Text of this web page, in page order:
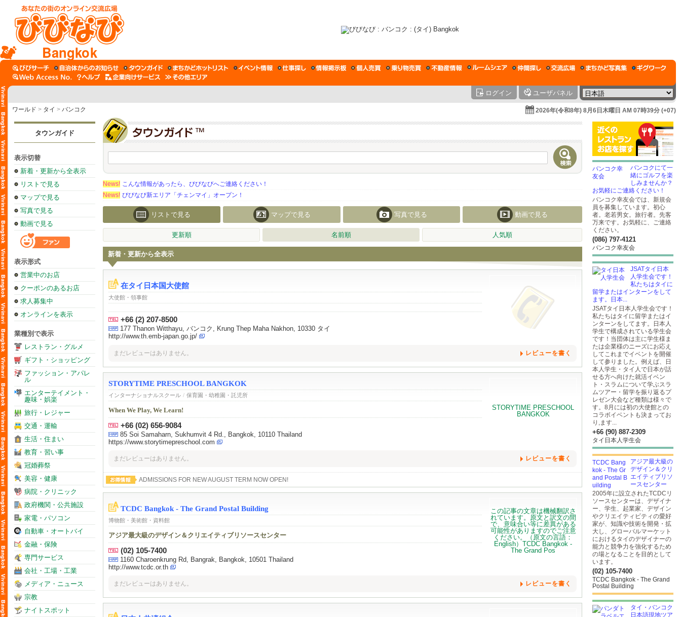
Bangkok
ログイン ユーザパネル
ワールド > タイ > バンコク 2026年(令和8年) 8月6日木曜日 AM 07時39分 (+07)
タウンガイド
表示切替
新着・更新から全表示
リストで見る
マップで見る
写真で見る
動画で見る
表示形式
営業中のお店
クーポンのあるお店
求人募集中
オンラインを表示
業種別で表示
レストラン・グルメ
ギフト・ショッピング
ファッション・アパレ
ル
エンターテイメント・
趣味・娯楽
旅行・レジャー
交通・運輸
生活・住まい
教育・習い事
冠婚葬祭
美容・健康
病院・クリニック
政府機関・公共施設
家電・パソコン
自動車・オートバイ
金融・保険
専門サービス
会社・工場・工業
メディア・ニュース
宗教
ナイトスポット
News! こんな情報があったら、びびなびへご連絡ください！
News! びびなび新エリア「チェンマイ」オープン！
リストで見る マップで見る 写真で見る 動画で見る
更新順 名前順 人気順
新着・更新から全表示
在タイ日本国大使館
大使館・領事館
+66 (2) 207-8500
177 Thanon Witthayu, バンコク, Krung Thep Maha Nakhon, 10330 タイ
http://www.th.emb-japan.go.jp/
まだレビューはありません。 レビューを書く
STORYTIME PRESCHOOL BANGKOK
インターナショナルスクール / 保育園・幼稚園・託児所
When We Play, We Learn!
+66 (02) 656-9084
85 Soi Samaharn, Sukhumvit 4 Rd., Bangkok, 10110 Thailand
https://www.storytimepreschool.com
まだレビューはありません。 レビューを書く
ADMISSIONS FOR NEW AUGUST TERM NOW OPEN!
TCDC Bangkok - The Grand Postal Building
博物館・美術館・資料館
アジア最大級のデザイン＆クリエイティブリソースセンター
(02) 105-7400
1160 Charoenkrung Rd, Bangrak, Bangkok, 10501 Thailand
http://www.tcdc.or.th
まだレビューはありません。 レビューを書く
バンコクにて一
緒にゴルフを楽
しみませんか？
お気軽にご連絡ください！
バンコク幸友会では、新規会
員を募集しています。初心
者。老若男女。旅行者。先客
万来です。お気軽に、ご連絡
ください。
(086) 797-4121
バンコク幸友会
JSATタイ日本
人学生会です！
私たちはタイに
留学またはインターンをして
ます。日本...
JSATタイ日本人学生会です！
私たちはタイに留学またはイ
ンターンをしてます。日本人
学生で構成されている学生会
です！当団体は主に学生様ま
たは企業様のニーズにお応え
してこれまでイベントを開催
して参りました。例えば、日
本人学生・タイ人で日本が話
せる方へ向けた就活イベン
ト・スラムについて学ぶスラ
ムツアー・留学を振り返るプ
レゼン大会など種類は様々で
す。8月には初の大使館との
コラボイベントも決まってお
り,ます...
+66 (90) 887-2309
タイ日本人学生会
アジア最大級の
デザイン＆クリ
エイティブリソ
ースセンター
2005年に設立されたTCDCリ
ソースセンターは、デザイナ
ー、学生、起業家、デザイン
やクリエイティビティの愛好
家が、知識や技術を開発・拡
大し、グローバルマーケット
におけるタイのデザイナーの
能力と競争力を強化するため
の場となることを目的として
います。
(02) 105-7400
TCDC Bangkok - The Grand
Postal Building
タイ・バンコク
日本語現地ツア